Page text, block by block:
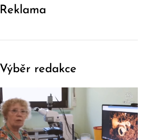
Reklama
Výběr redakce